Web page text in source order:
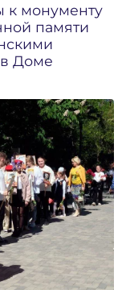
к монументу
памяти
в Доме